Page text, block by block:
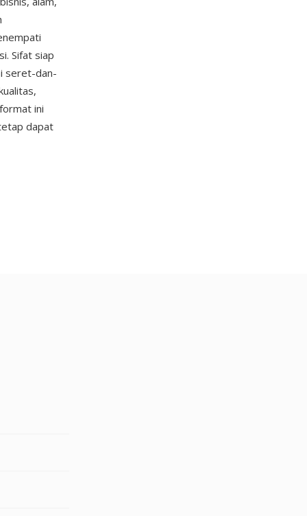
Sifat siap
seret-dan-
ini
dapat